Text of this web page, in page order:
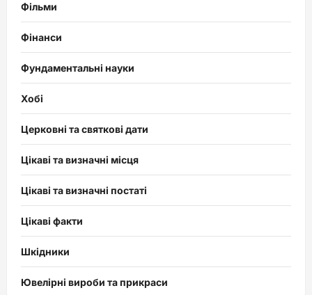
Фільми
Фінанси
Фундаментальні науки
Хобі
Церковні та святкові дати
Цікаві та визначні місця
Цікаві та визначні постаті
Цікаві факти
Шкідники
Ювелірні вироби та прикраси